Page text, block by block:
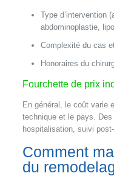
Type d’intervention
abdominoplastie,
Complexité du cas
Honoraires du
Fourchette de prix
En général, le coût varie
technique et le pays.
hospitalisation, suivi
Comment
du